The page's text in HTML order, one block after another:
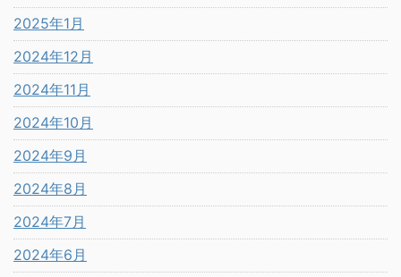
2025年1月
2024年12月
2024年11月
2024年10月
2024年9月
2024年8月
2024年7月
2024年6月